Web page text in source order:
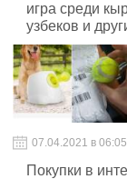
игра среди
узбеков и
07.04.2021 в 06:05
Покупки в